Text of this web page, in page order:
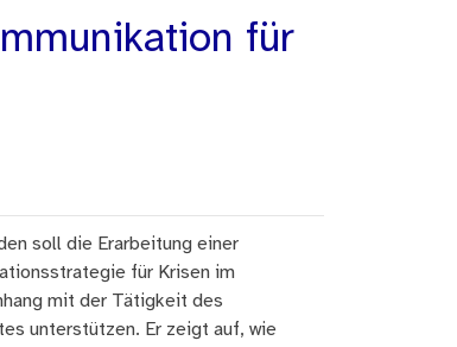
für
soll die Erarbeitung einer
für Krisen im
mit der Tätigkeit des
unterstützen. Er zeigt auf, wie